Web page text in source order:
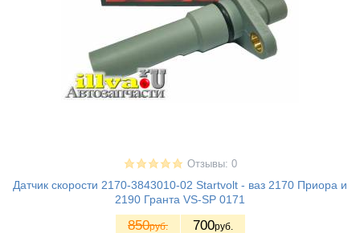
Отзывы: 0
Датчик скорости 2170-3843010-02 Startvolt - ваз 2170 Приора и
2190 Гранта VS-SP 0171
850руб. 700руб.